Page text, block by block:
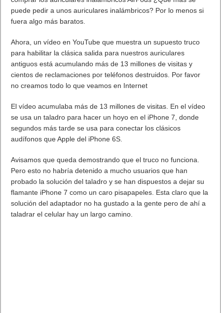
incluyo un adaptador para ese puerto antiguo. O mejor
comprar los auriculares inalámbricos AirPods ¿Qué más se
puede pedir a unos auriculares inalámbricos? Por lo menos si
Ahora, un vídeo en YouTube que muestra un supuesto truco
para habilitar la clásica salida para nuestros auriculares
antiguos está acumulando más de 13 millones de visitas y
cientos de reclamaciones por teléfonos destruidos. Por favor
El vídeo acumulaba más de 13 millones de visitas. En el vídeo
se usa un taladro para hacer un hoyo en el iPhone 7, donde
segundos más tarde se usa para conectar los clásicos
Avisamos que queda demostrando que el truco no funciona.
Pero esto no habría detenido a mucho usuarios que han
probado la solución del taladro y se han dispuestos a dejar su
flamante iPhone 7 como un caro pisapapeles. Esta claro que la
solución del adaptador no ha gustado a la gente pero de ahí a